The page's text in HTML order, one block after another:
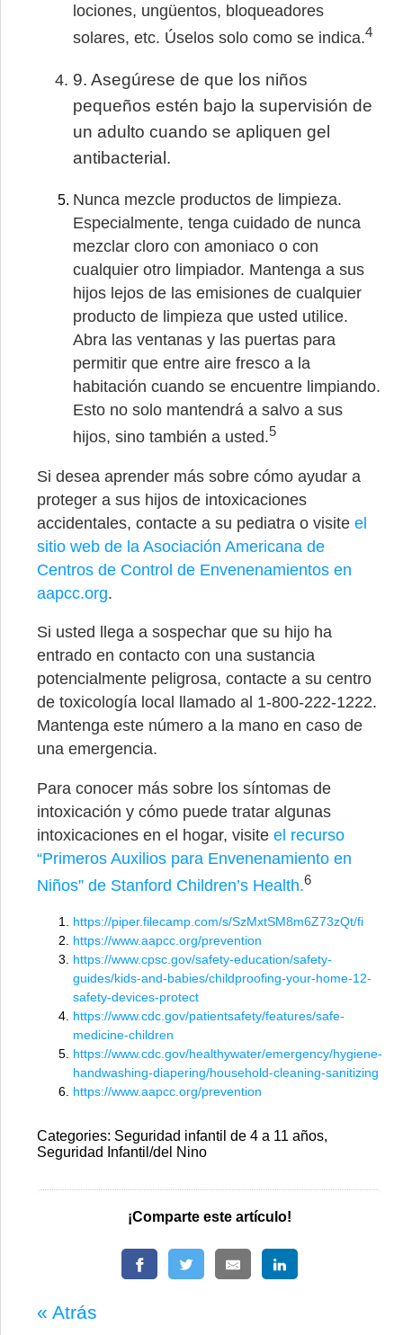
lociones, ungüentos, bloqueadores
solares, etc. Úselos solo como se indica.4
9. Asegúrese de que los niños
pequeños estén bajo la supervisión de
un adulto cuando se apliquen gel
antibacterial.
Nunca mezcle productos de limpieza.
Especialmente, tenga cuidado de nunca
mezclar cloro con amoniaco o con
cualquier otro limpiador. Mantenga a sus
hijos lejos de las emisiones de cualquier
producto de limpieza que usted utilice.
Abra las ventanas y las puertas para
permitir que entre aire fresco a la
habitación cuando se encuentre limpiando.
Esto no solo mantendrá a salvo a sus
hijos, sino también a usted.5
Si desea aprender más sobre cómo ayudar a
proteger a sus hijos de intoxicaciones
accidentales, contacte a su pediatra o visite el
sitio web de la Asociación Americana de
Centros de Control de Envenenamientos en
aapcc.org.
Si usted llega a sospechar que su hijo ha
entrado en contacto con una sustancia
potencialmente peligrosa, contacte a su centro
de toxicología local llamado al 1-800-222-1222.
Mantenga este número a la mano en caso de
una emergencia.
Para conocer más sobre los síntomas de
intoxicación y cómo puede tratar algunas
intoxicaciones en el hogar, visite el recurso
“Primeros Auxilios para Envenenamiento en
Niños” de Stanford Children’s Health.6
https://piper.filecamp.com/s/SzMxtSM8m6Z73zQt/fi
https://www.aapcc.org/prevention
https://www.cpsc.gov/safety-education/safety-
guides/kids-and-babies/childproofing-your-home-12-
safety-devices-protect
https://www.cdc.gov/patientsafety/features/safe-
medicine-children
https://www.cdc.gov/healthywater/emergency/hygiene-
handwashing-diapering/household-cleaning-sanitizing
https://www.aapcc.org/prevention
Categories: Seguridad infantil de 4 a 11 años,
Seguridad Infantil/del Nino
¡Comparte este artículo!
« Atrás